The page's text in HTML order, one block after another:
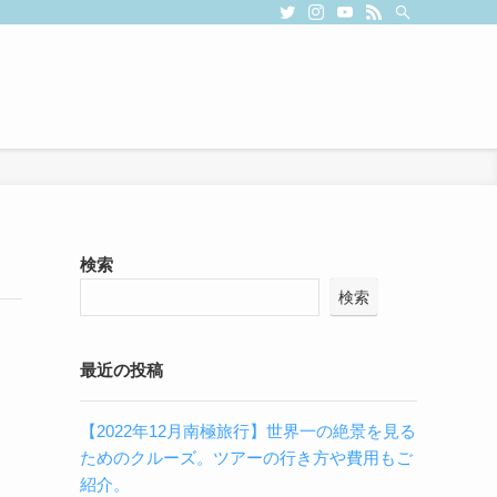
検索
検索
最近の投稿
【2022年12月南極旅行】世界一の絶景を見る
ためのクルーズ。ツアーの行き方や費用もご
紹介。